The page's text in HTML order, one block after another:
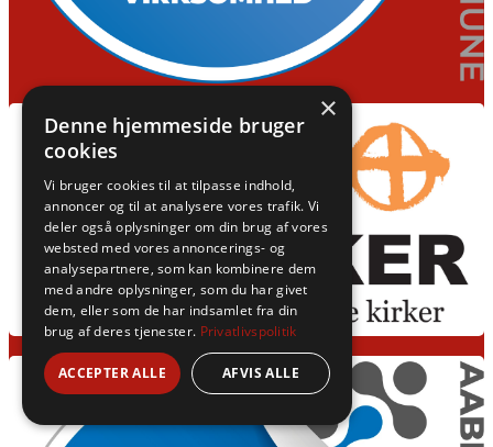
×
Denne hjemmeside bruger
cookies
Vi bruger cookies til at tilpasse indhold,
annoncer og til at analysere vores trafik. Vi
deler også oplysninger om din brug af vores
websted med vores annoncerings- og
analysepartnere, som kan kombinere dem
med andre oplysninger, som du har givet
dem, eller som de har indsamlet fra din
brug af deres tjenester. Privatlivspolitik
ACCEPTER ALLE AFVIS ALLE